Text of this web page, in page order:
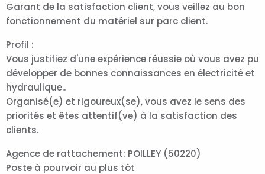
Garant de la satisfaction client, vous veillez au bon
fonctionnement du matériel sur parc client.
Profil :
Vous justifiez d'une expérience réussie où vous avez pu
développer de bonnes connaissances en électricité et
hydraulique..
Organisé(e) et rigoureux(se), vous avez le sens des
priorités et êtes attentif(ve) à la satisfaction des
clients.
Agence de rattachement: POILLEY (50220)
Poste à pourvoir au plus tôt